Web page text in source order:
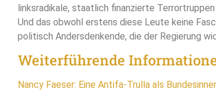
linksradikale, staatlich finanzierte
Und das obwohl erstens diese Leute keine
politisch Andersdenkende, die der Regierung
Weiterführende
Nancy Faeser: Eine Antifa-Trulla als